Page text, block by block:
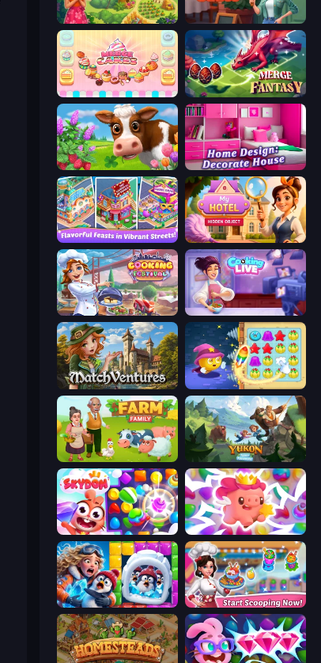
The Farmers Word Sauce
Merge Cakes Merge Fantasy
Country Life Meadows Home Design: Decorate House
Mom's Diary 2 Hidden Object: My Hotel
Cooking Festival Cooking Live
MatchVentures Candy Riddles
Farm Family Yukon: Family Adventure
Skydom Match Arena
Captain Blast Ice Cream Fever: Cooking Game